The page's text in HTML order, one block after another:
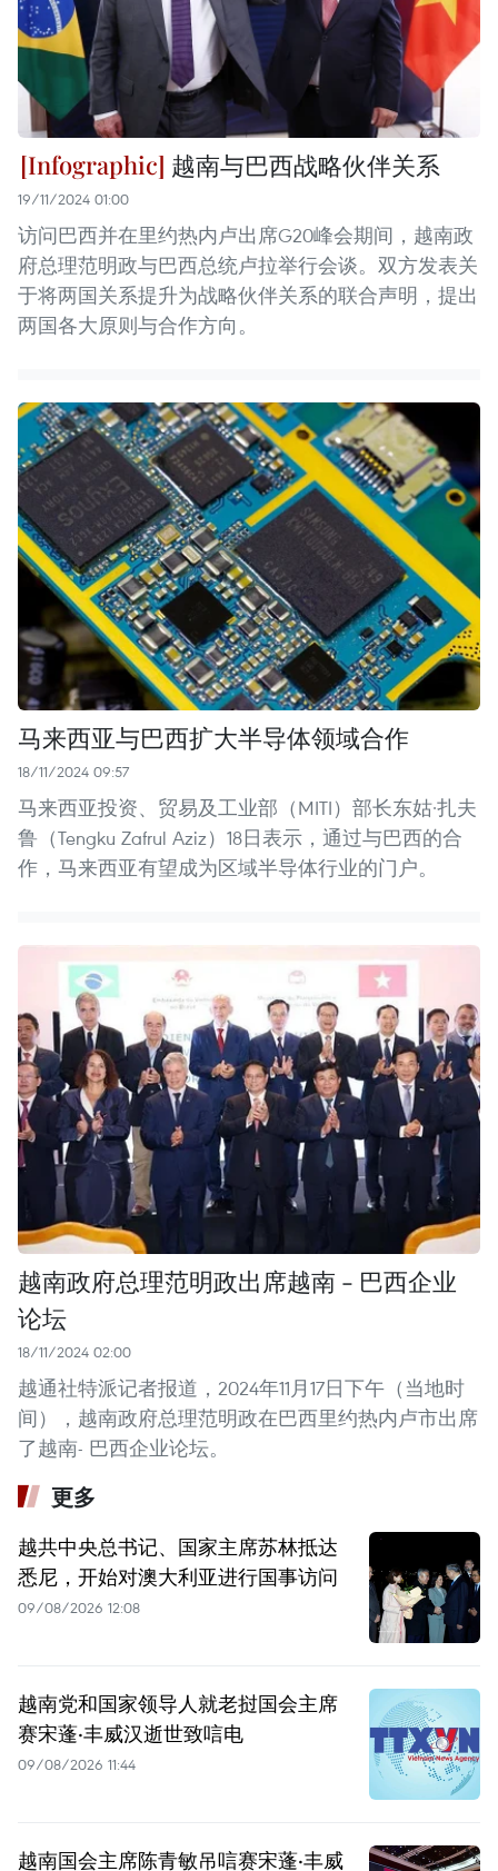
越南与巴西战略伙伴关系
19/11/2024 01:00
访问巴西并在里约热内卢出席G20峰会期间，越南政
府总理范明政与巴西总统卢拉举行会谈。双方发表关
于将两国关系提升为战略伙伴关系的联合声明，提出
两国各大原则与合作方向。
马来西亚与巴西扩大半导体领域合作
18/11/2024 09:57
马来西亚投资、贸易及工业部（MITI）部长东姑·扎夫
鲁（Tengku Zafrul Aziz）18日表示，通过与巴西的合
作，马来西亚有望成为区域半导体行业的门户。 ​
越南政府总理范明政出席越南 - 巴西企业
论坛
18/11/2024 02:00
越通社特派记者报道，2024年11月17日下午（当地时
间），越南政府总理范明政在巴西里约热内卢市出席
了越南- 巴西企业论坛。
更多
越共中央总书记、国家主席苏林抵达
悉尼，开始对澳大利亚进行国事访问
09/08/2026 12:08
越南党和国家领导人就老挝国会主席
赛宋蓬·丰威汉逝世致唁电
09/08/2026 11:44
越南国会主席陈青敏吊唁赛宋蓬·丰威